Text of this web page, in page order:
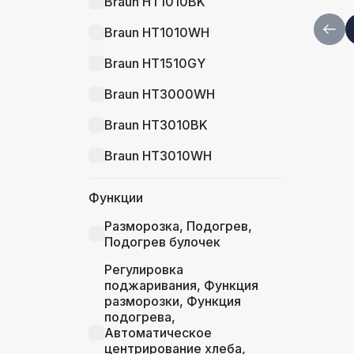
Braun HT1010WH
Braun HT1510GY
Braun HT3000WH
Braun HT3010BK
Braun HT3010WH
Braun HT5015BK
Braun HT1610BK
Braun HT1510WH
Функции
Разморозка, Подогрев,
Подогрев булочек
Регулировка
поджаривания, Функция
разморозки, Функция
подогрева,
Автоматическое
центрирование хлеба,